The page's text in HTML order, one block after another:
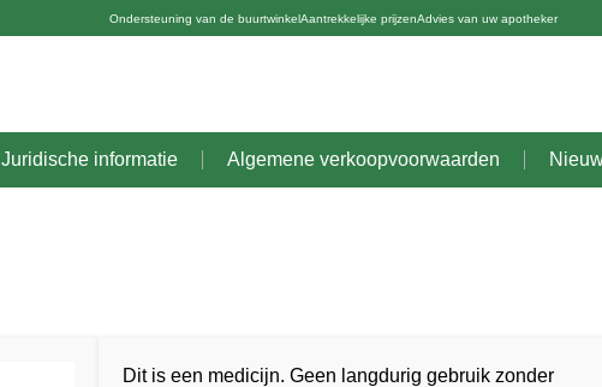
Ondersteuning van de buurtwinkelAantrekkelijke prijzenAdvies van uw apotheker
Juridische informatie Algemene verkoopvoorwaarden
Dit is een medicijn. Geen langdurig gebruik zonder